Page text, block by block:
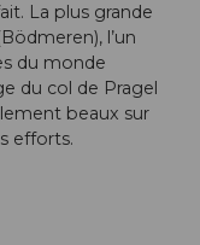
La plus grande
l’un
du monde
du col de Pragel
beaux sur
efforts.